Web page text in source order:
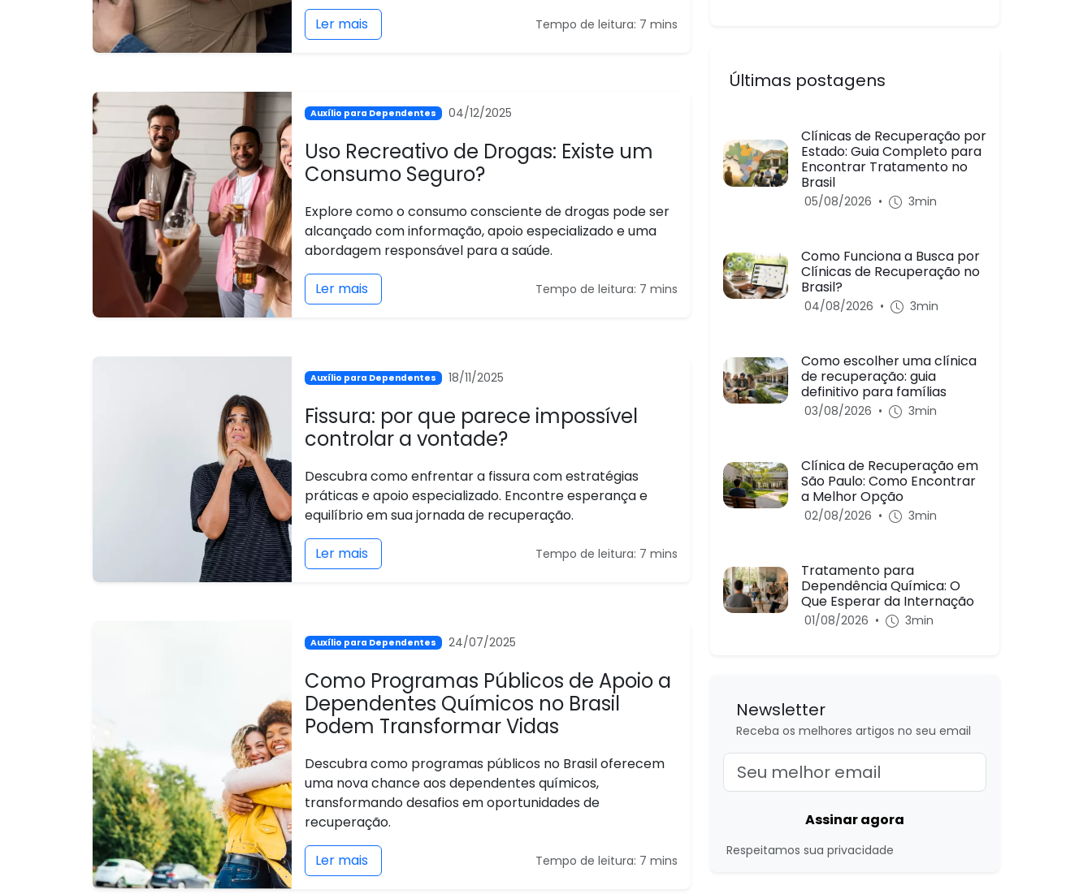
Ler mais Tempo de leitura: 7 mins
Auxílio para Dependentes 04/12/2025
Uso Recreativo de Drogas: Existe um
Consumo Seguro?
Explore como o consumo consciente de drogas pode ser
alcançado com informação, apoio especializado e uma
abordagem responsável para a saúde.
Ler mais Tempo de leitura: 7 mins
Auxílio para Dependentes 18/11/2025
Fissura: por que parece impossível
controlar a vontade?
Descubra como enfrentar a fissura com estratégias
práticas e apoio especializado. Encontre esperança e
equilíbrio em sua jornada de recuperação.
Ler mais Tempo de leitura: 7 mins
Auxílio para Dependentes 24/07/2025
Como Programas Públicos de Apoio a
Dependentes Químicos no Brasil
Podem Transformar Vidas
Descubra como programas públicos no Brasil oferecem
uma nova chance aos dependentes químicos,
transformando desafios em oportunidades de
recuperação.
Ler mais Tempo de leitura: 7 mins
Últimas postagens
Clínicas de Recuperação por
Estado: Guia Completo para
Encontrar Tratamento no
Brasil
05/08/2026 • 3min
Como Funciona a Busca por
Clínicas de Recuperação no
Brasil?
04/08/2026 • 3min
Como escolher uma clínica
de recuperação: guia
definitivo para famílias
03/08/2026 • 3min
Clínica de Recuperação em
São Paulo: Como Encontrar
a Melhor Opção
02/08/2026 • 3min
Tratamento para
Dependência Química: O
Que Esperar da Internação
01/08/2026 • 3min
Newsletter
Receba os melhores artigos no seu email
Assinar agora
Respeitamos sua privacidade